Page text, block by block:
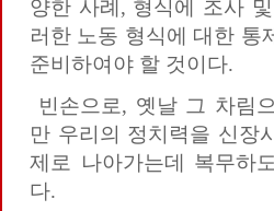
양한 사례, 형식에 조사
러한 노동 형식에 대한 통
준비하여야 할 것이다.
빈손으로, 옛날 그 차림
만 우리의 정치력을 신장
제로 나아가는데 복무하
다.